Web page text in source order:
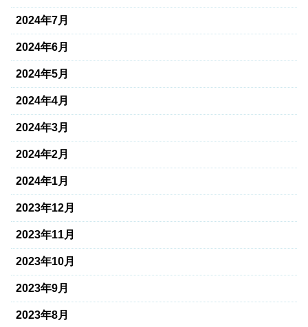
2024年7月
2024年6月
2024年5月
2024年4月
2024年3月
2024年2月
2024年1月
2023年12月
2023年11月
2023年10月
2023年9月
2023年8月